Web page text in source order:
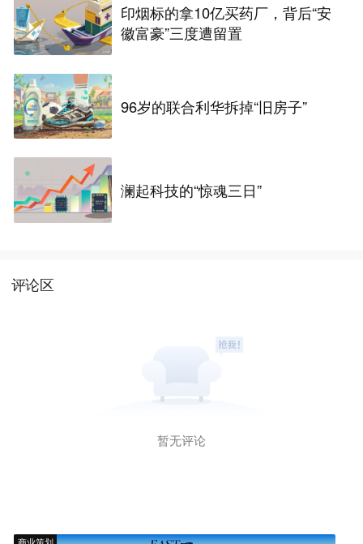
印烟标的拿10亿买药厂，背后“安
徽富豪”三度遭留置
96岁的联合利华拆掉“旧房子”
澜起科技的“惊魂三日”
评论区
暂无评论
商业策划